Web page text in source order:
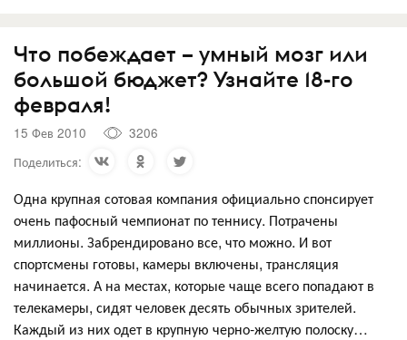
Что побеждает – умный мозг или
большой бюджет? Узнайте 18-го
февраля!
15 Фев 2010
3206
Поделиться:
Одна крупная сотовая компания официально спонсирует
очень пафосный чемпионат по теннису. Потрачены
миллионы. Забрендировано все, что можно. И вот
спортсмены готовы, камеры включены, трансляция
начинается. А на местах, которые чаще всего попадают в
телекамеры, сидят человек десять обычных зрителей.
Каждый из них одет в крупную черно-желтую полоску…